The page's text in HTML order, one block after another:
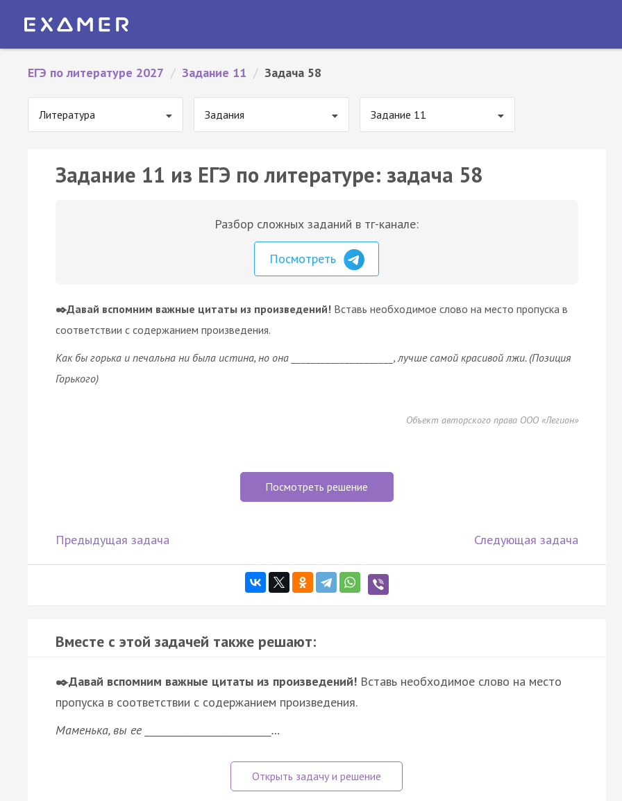
ЕГЭ по литературе 2027 / Задание 11 / Задача 58
Литература Задания Задание 11
Задание 11 из ЕГЭ по литературе: задача 58
Разбор сложных заданий в тг-канале:
Посмотреть
✒️Давай вспомним важные цитаты из произведений! Вставь необходимое слово на место пропуска в
соответствии с содержанием произведения.
Как бы горька и печальна ни была истина, но она _____________________, лучше самой красивой лжи. (Позиция
Горького)
Объект авторского права ООО «Легион»
Посмотреть решение
Предыдущая задача Следующая задача
Вместе с этой задачей также решают:
✒️Давай вспомним важные цитаты из произведений! Вставь необходимое слово на место
пропуска в соответствии с содержанием произведения.
Маменька, вы ее __________________________…